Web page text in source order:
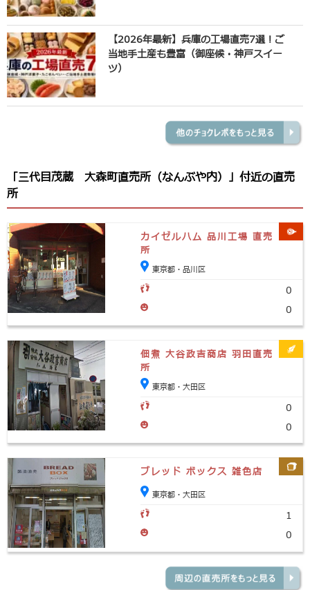
【2026年最新】兵庫の工場直売7選！ご
当地手土産も豊富（御座候・神戸スイー
ツ）
「三代目茂蔵 大森町直売所（なんぶや内）」付近の直売
所
カイゼルハム 品川工場 直売
所
東京都・品川区
0
0
佃煮 大谷政吉商店 羽田直売
所
東京都・大田区
0
0
ブレッド ボックス 雑色店
東京都・大田区
1
0